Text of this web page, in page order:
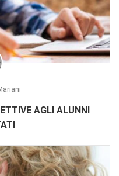
AGLI ALUNNI